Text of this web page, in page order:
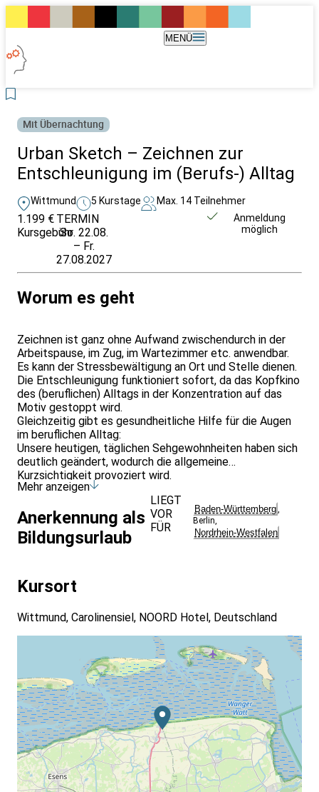
MENÜ
Mit Übernachtung
Urban Sketch – Zeichnen zur
Entschleunigung im (Berufs-) Alltag
Wittmund 5 Kurstage Max. 14 Teilnehmer
1.199 €
Kursgebühr
TERMIN
So. 22.08.
– Fr.
27.08.2027
Anmeldung
möglich
Worum es geht
Zeichnen ist ganz ohne Aufwand zwischendurch in der
Arbeitspause, im Zug, im Wartezimmer etc. anwendbar.
Es kann der Stressbewältigung an Ort und Stelle dienen.
Die Entschleunigung funktioniert sofort, da das Kopfkino
des (beruflichen) Alltags in der Konzentration auf das
Motiv gestoppt wird.
Gleichzeitig gibt es gesundheitliche Hilfe für die Augen
im beruflichen Alltag:
Unsere heutigen, täglichen Sehgewohnheiten haben sich
deutlich geändert, wodurch die allgemeine
Kurzsichtigkeit provoziert wird.
Lesen bei schwacher Beleuchtung, wie etwa Kunstlicht,
bedeutet, dass sich die Augen mehr anstrengen müssen
als bei Tageslicht. Außerdem hat Tageslicht den Effekt,
das Längenwachstum des Augapfels zu stoppen. Das
kann kein Kunstlicht.
beispielsweise beim Lesen oder bei der Beschäftigung
Eine mögliche Prävention ist das Zeichnen. Denn hierbei
findet ein steter Wechsel zwischen Nah (Blick auf das
Zeichenpapier), Mittel und Fern (Blick auf das Motiv)
Haben wir Ihr Interesse geweckt?
Dann beachten Sie bitte unser Anmeldeverfahren:
ogy.de/7r2b
Mehr anzeigen
Anerkennung als
Bildungsurlaub
LIEGT
VOR
FÜR
Baden-Württemberg,
Berlin,
Nordrhein-Westfalen
Kursort
Wittmund, Carolinensiel, NOORD Hotel, Deutschland